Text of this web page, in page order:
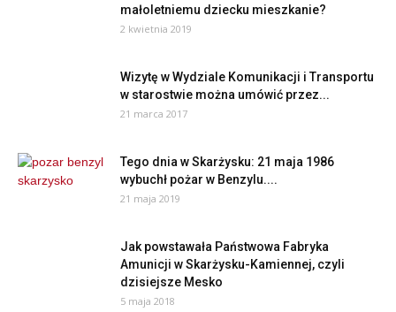
małoletniemu dziecku mieszkanie?
2 kwietnia 2019
Wizytę w Wydziale Komunikacji i Transportu
w starostwie można umówić przez...
21 marca 2017
Tego dnia w Skarżysku: 21 maja 1986
wybuchł pożar w Benzylu....
21 maja 2019
Jak powstawała Państwowa Fabryka
Amunicji w Skarżysku-Kamiennej, czyli
dzisiejsze Mesko
5 maja 2018